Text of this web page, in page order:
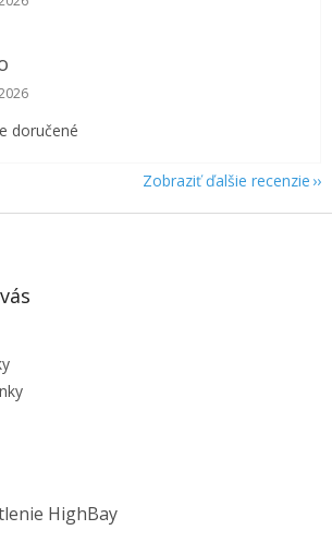
obchodu je 5 z 5 hviezdičiek.
doručené
Zobraziť ďalšie recenzie
HighBay